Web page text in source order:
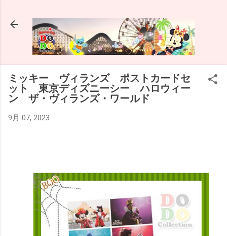
ミッキー ヴィランズ ポストカードセ
ット 東京ディズニーシー ハロウィー
ン ザ・ヴィランズ・ワールド
9月 07, 2023